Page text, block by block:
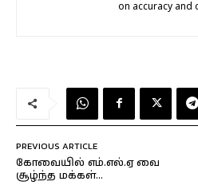
on accuracy and
PREVIOUS ARTICLE
கோவையில் எம்.எல்.ஏ வை
சூழ்ந்த மக்கள்…